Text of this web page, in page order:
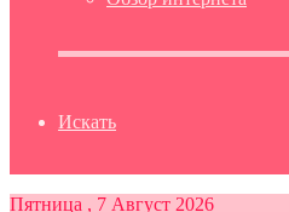
Искать
Пятница , 7 Август 2026